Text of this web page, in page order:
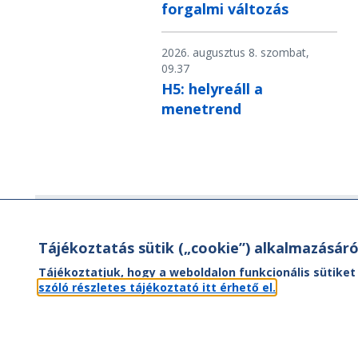
forgalmi változás
2026. augusztus 8. szombat,
09.37
H5: helyreáll a
menetrend
Hírlevelünk segítségével értesülhet
aktuális híreinkről, utazási
valamint az Önt érintő
Tájékoztatás sütik („cookie”)
Tájékoztatjuk, hogy a weboldalon funkcionális
szóló részletes tájékoztató itt érhető el.